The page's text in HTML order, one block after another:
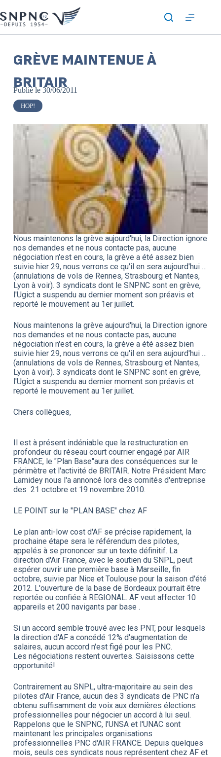
GRÈVE MAINTENUE À
BRITAIR
Publié le 30/06/2011
HOP!
Nous maintenons la grève aujourd'hui, la Direction ignore
nos demandes et ne nous contacte pas, aucune
négociation n'est en cours, la grève a été assez bien
suivie hier 29, nous verrons ce qu'il en sera aujourd'hui …
(annulations de vols de Rennes, Strasbourg et Nantes,
Lyon à voir). 3 syndicats dont le SNPNC sont en grève,
l'Ugict a suspendu au dernier moment son préavis et
reporté le mouvement au 1er juillet.
Nous maintenons la grève aujourd'hui, la Direction ignore
nos demandes et ne nous contacte pas, aucune
négociation n'est en cours, la grève a été assez bien
suivie hier 29, nous verrons ce qu'il en sera aujourd'hui …
(annulations de vols de Rennes, Strasbourg et Nantes,
Lyon à voir). 3 syndicats dont le SNPNC sont en grève,
l'Ugict a suspendu au dernier moment son préavis et
reporté le mouvement au 1er juillet.
Chers collègues,
Il est à présent indéniable que la restructuration en
profondeur du réseau court courrier engagé par AIR
FRANCE, le "Plan Base"aura des conséquences sur le
périmètre et l'activité de BRITAIR. Notre Président Marc
Lamidey nous l'a annoncé lors des comités d'entreprise
des 21 octobre et 19 novembre 2010.
LE POINT sur le "PLAN BASE" chez AF
Le plan anti-low cost d'AF se précise rapidement, la
prochaine étape sera le référendum des pilotes,
appelés à se prononcer sur un texte définitif. La
direction d'Air France, avec le soutien du SNPL, peut
espérer ouvrir une première base à Marseille, fin
octobre, suivie par Nice et Toulouse pour la saison d'été
2012. L'ouverture de la base de Bordeaux pourrait être
reportée ou confiée à REGIONAL. AF veut affecter 10
appareils et 200 navigants par base .
Si un accord semble trouvé avec les PNT, pour lesquels
la direction d'AF a concédé 12% d'augmentation de
salaires, aucun accord n'est figé pour les PNC.
Les négociations restent ouvertes. Saisissons cette
opportunité!
Contrairement au SNPL, ultra-majoritaire au sein des
pilotes d'Air France, aucun des 3 syndicats de PNC n'a
obtenu suffisamment de voix aux dernières élections
professionnelles pour négocier un accord à lui seul.
Rappelons que le SNPNC, l'UNSA et l'UNAC sont
maintenant les principales organisations
professionnelles PNC d'AIR FRANCE. Depuis quelques
mois, seuls ces syndicats nous représentent chez AF et